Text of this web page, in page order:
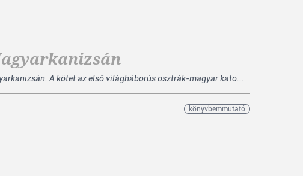
A kötet az első világháborús osztrák-magyar kato...
könyvbemmutató